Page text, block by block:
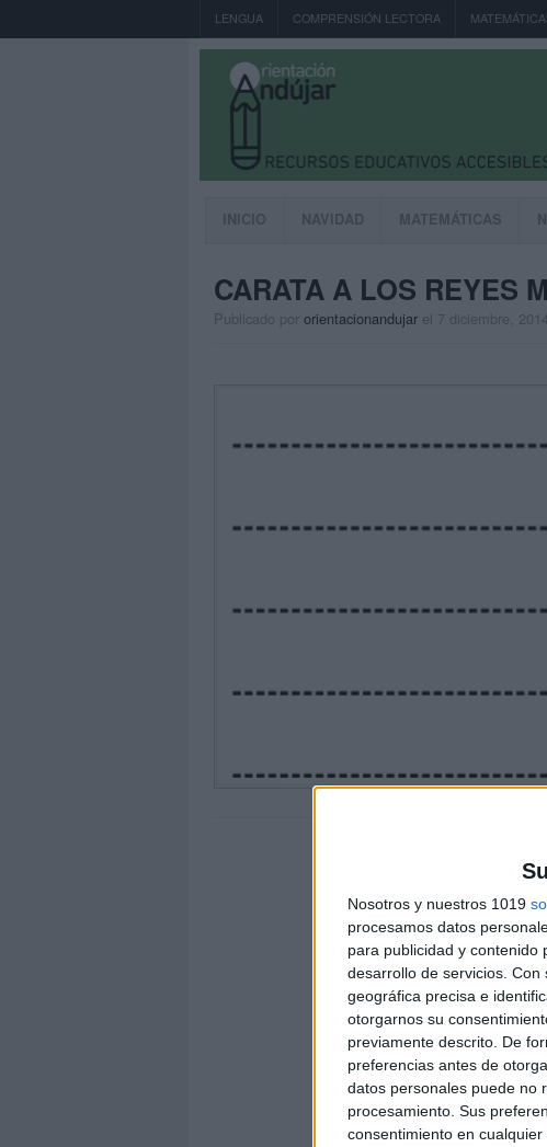
Nosotros y nuestros 1019
procesamos datos
para publicidad y contenido
desarrollo de servicios. Con
geográfica precisa e
otorgarnos su
previamente descrito. De
preferencias antes de
datos personales puede no
procesamiento. Sus
consentimiento en
LENGUA COMPRENSIÓN LECTORA
INICIO NAVIDAD MATEMÁTICAS
CARATA A LOS REYES
Publicado por orientacionandujar el 7 diciembre, 2014